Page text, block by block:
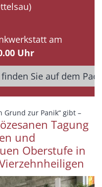
am
Uhr
Sie auf dem
Grund zur Panik“ gibt –:
Tagung
und
Oberstufe in